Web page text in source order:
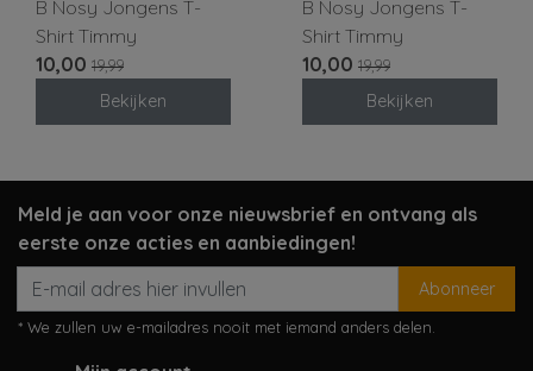
B Nosy Jongens T-
Shirt Timmy
10,00 19,99
Bekijken
B Nosy Jongens T-
Shirt Timmy
10,00 19,99
Bekijken
Meld je aan voor onze nieuwsbrief en ontvang als
eerste onze acties en aanbiedingen!
Abonneer
* We zullen uw e-mailadres nooit met iemand anders delen.